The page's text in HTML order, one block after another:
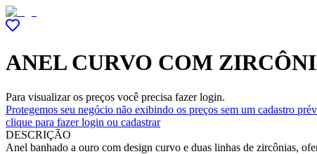
ANEL CURVO COM
Para visualizar os preços você precisa fazer login.
Protegemos seu negócio não exibindo os preços sem um cadastro
clique para fazer login ou cadastrar
DESCRIÇÃO
Anel banhado a ouro com design curvo e duas linhas de zircônias,